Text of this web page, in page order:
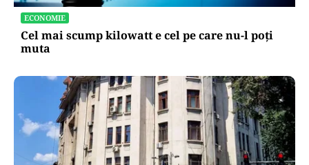
ECONOMIE
Cel mai scump kilowatt e cel pe care nu-l poți
muta